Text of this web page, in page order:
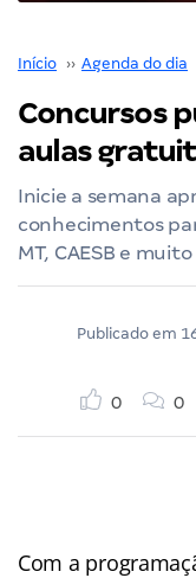
Início ›› Agenda do dia
Concursos
aulas
Inicie a semana
conhecimentos
MT, CAESB e
Publicado em
0 0
Com a